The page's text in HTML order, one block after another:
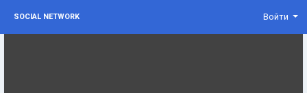
SOCIAL NETWORK Войти